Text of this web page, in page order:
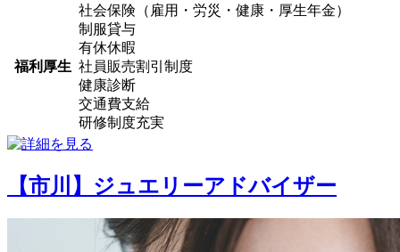
福利厚生
社会保険（雇用・労災・健康・厚生年金）
制服貸与
有休休暇
社員販売割引制度
健康診断
交通費支給
研修制度充実
【市川】ジュエリーアドバイザー